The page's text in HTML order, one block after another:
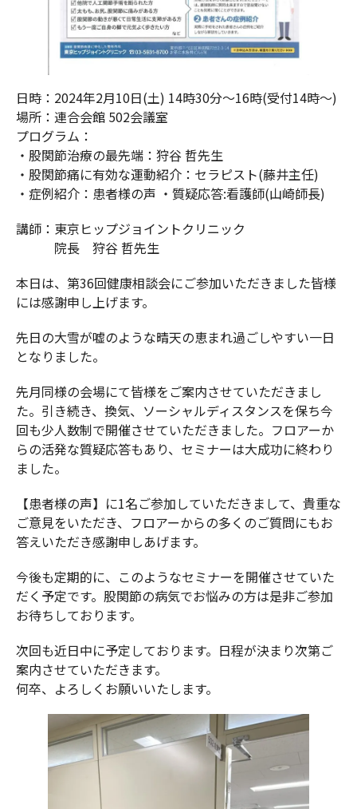
日時：2024年2月10日(土) 14時30分～16時(受付14時～)
場所：連合会館 502会議室
プログラム：
・股関節治療の最先端：狩谷 哲先生
・股関節痛に有効な運動紹介：セラピスト(藤井主任)
・症例紹介：患者様の声 ・質疑応答:看護師(山崎師長)
講師：東京ヒップジョイントクリニック
院長 狩谷 哲先生
本日は、第36回健康相談会にご参加いただきました皆様
には感謝申し上げます。
先日の大雪が嘘のような晴天の恵まれ過ごしやすい一日
となりました。
先月同様の会場にて皆様をご案内させていただきまし
た。引き続き、換気、ソーシャルディスタンスを保ち今
回も少人数制で開催させていただきました。フロアーか
らの活発な質疑応答もあり、セミナーは大成功に終わり
ました。
【患者様の声】に1名ご参加していただきまして、貴重な
ご意見をいただき、フロアーからの多くのご質問にもお
答えいただき感謝申しあげます。
今後も定期的に、このようなセミナーを開催させていた
だく予定です。股関節の病気でお悩みの方は是非ご参加
お待ちしております。
次回も近日中に予定しております。日程が決まり次第ご
案内させていただきます。
何卒、よろしくお願いいたします。